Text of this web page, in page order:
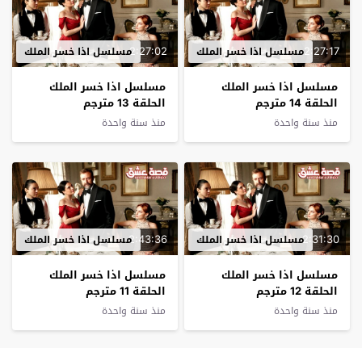
2:27:17مسلسل اذا خسر الملك
مسلسل اذا خسر الملك
الحلقة 14 مترجم
منذ سنة واحدة
2:27:02مسلسل اذا خسر الملك
مسلسل اذا خسر الملك
الحلقة 13 مترجم
منذ سنة واحدة
2:31:30مسلسل اذا خسر الملك
مسلسل اذا خسر الملك
الحلقة 12 مترجم
منذ سنة واحدة
2:43:36مسلسل اذا خسر الملك
مسلسل اذا خسر الملك
الحلقة 11 مترجم
منذ سنة واحدة